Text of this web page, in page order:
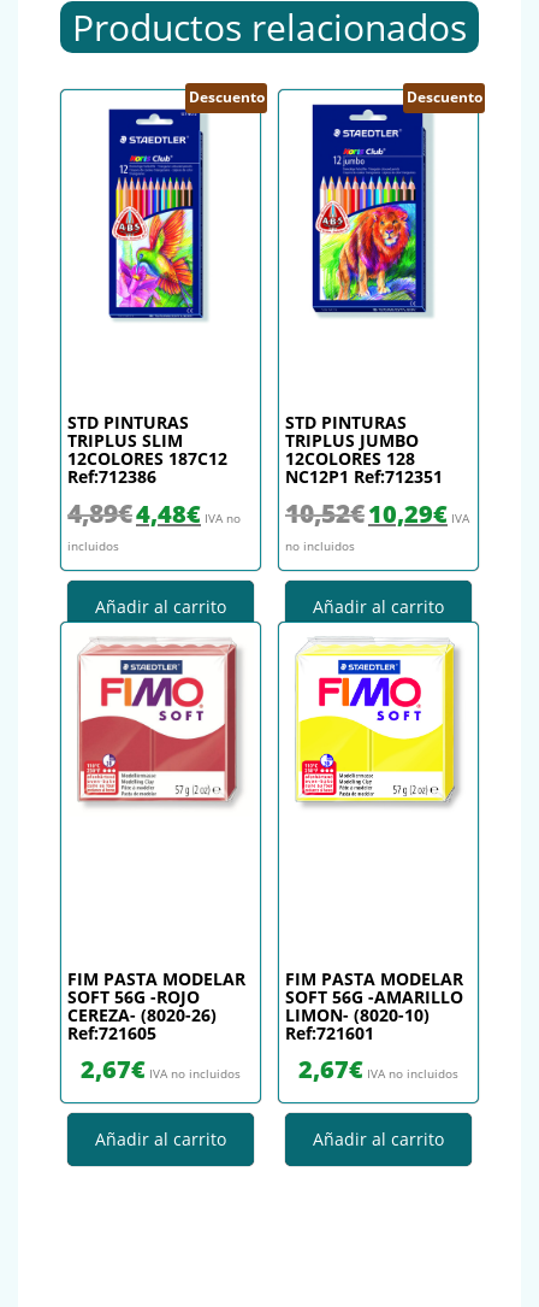
Productos relacionados
Descuento
STD PINTURAS
TRIPLUS SLIM
12COLORES 187C12
Ref:712386
4,89€ El precio original era: 4,89€.
4,48€El precio actual es: 4,48€.
IVA no
incluidos
Añadir al carrito
Descuento
STD PINTURAS
TRIPLUS JUMBO
12COLORES 128
NC12P1 Ref:712351
10,52€ El precio original era:
10,29€El precio
IVA
no incluidos
Añadir al carrito
FIM PASTA MODELAR
SOFT 56G -ROJO
CEREZA- (8020-26)
Ref:721605
2,67€ IVA no incluidos
Añadir al carrito
FIM PASTA MODELAR
SOFT 56G -AMARILLO
LIMON- (8020-10)
Ref:721601
2,67€ IVA no incluidos
Añadir al carrito